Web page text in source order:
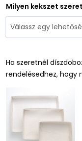
Milyen kekszet
Ha szeretnél
rendelésedhez, hogy